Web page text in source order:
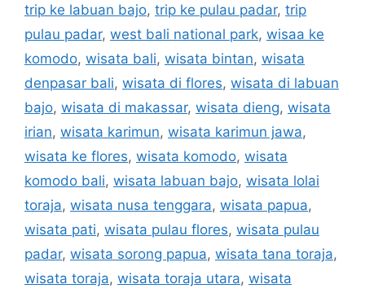
trip ke labuan bajo, trip ke pulau padar, trip
pulau padar, west bali national park, wisaa ke
komodo, wisata bali, wisata bintan, wisata
denpasar bali, wisata di flores, wisata di labuan
bajo, wisata di makassar, wisata dieng, wisata
irian, wisata karimun, wisata karimun jawa,
wisata ke flores, wisata komodo, wisata
komodo bali, wisata labuan bajo, wisata lolai
toraja, wisata nusa tenggara, wisata papua,
wisata pati, wisata pulau flores, wisata pulau
padar, wisata sorong papua, wisata tana toraja,
wisata toraja, wisata toraja utara, wisata